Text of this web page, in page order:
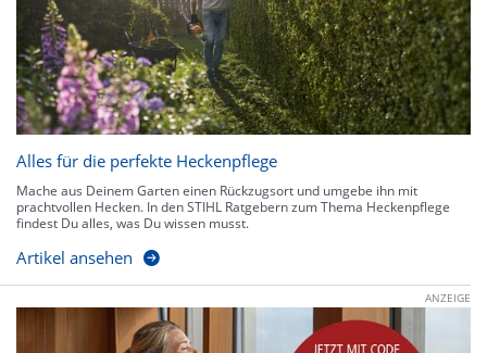
Alles für die perfekte Heckenpflege
Mache aus Deinem Garten einen Rückzugsort und umgebe ihn mit
prachtvollen Hecken. In den STIHL Ratgebern zum Thema Heckenpflege
findest Du alles, was Du wissen musst.
Artikel ansehen
ANZEIGE